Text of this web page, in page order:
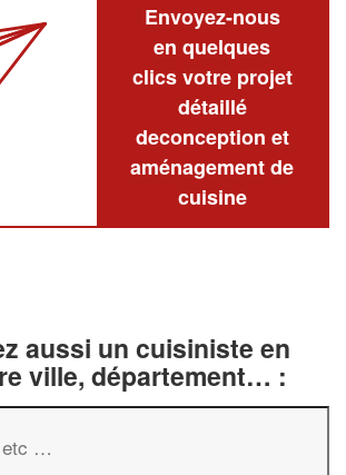
Envoyez-nous
en quelques
clics votre projet
détaillé
deconception et
aménagement de
cuisine
aussi un cuisiniste en
ville, département… :